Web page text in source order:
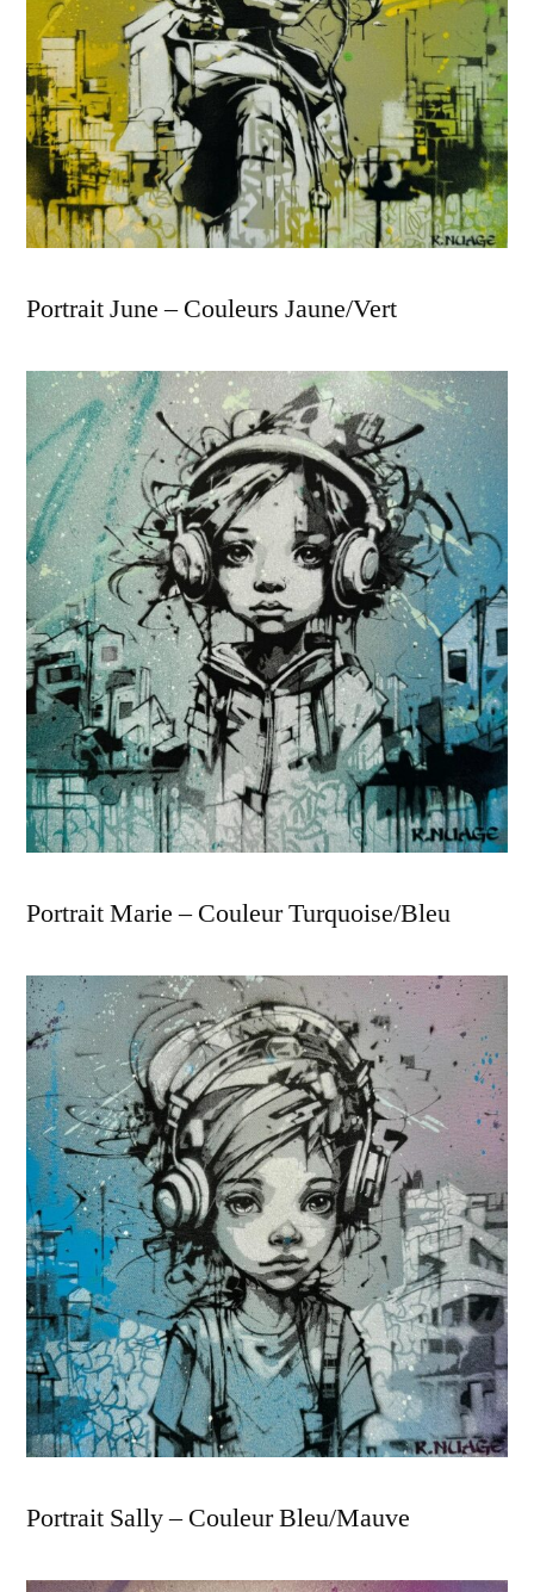
Portrait June – Couleurs Jaune/Vert
Portrait Marie – Couleur Turquoise/Bleu
Portrait Sally – Couleur Bleu/Mauve